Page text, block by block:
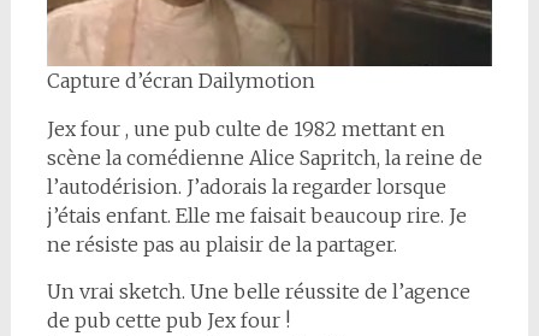
Capture d’écran Dailymotion
Jex four , une pub culte de 1982 mettant en
scène la comédienne Alice Sapritch, la reine de
l’autodérision. J’adorais la regarder lorsque
j’étais enfant. Elle me faisait beaucoup rire. Je
ne résiste pas au plaisir de la partager.
Un vrai sketch. Une belle réussite de l’agence
de pub cette pub Jex four !